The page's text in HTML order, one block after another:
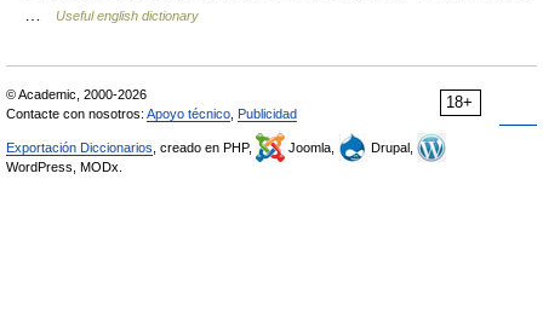
Useful english dictionary
18+
© Academic, 2000-2026
Contacte con nosotros: Apoyo técnico Publicidad
Exportación Diccionarios , creado en PHP, Joomla,
Drupal,
WordPress, MODx.